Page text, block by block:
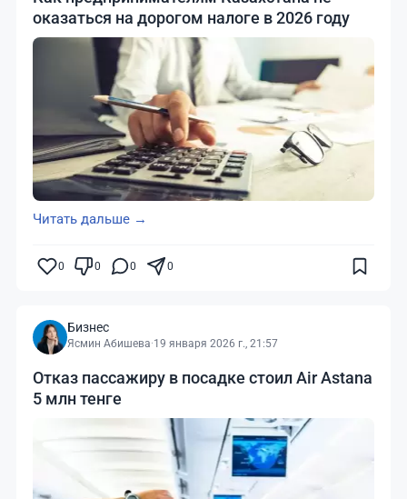
оказаться на дорогом налоге в 2026 году
Читать дальше →
0 0 0 0
Бизнес
Ясмин Абишева·19 января 2026 г., 21:57
Отказ пассажиру в посадке стоил Air Astana
5 млн тенге